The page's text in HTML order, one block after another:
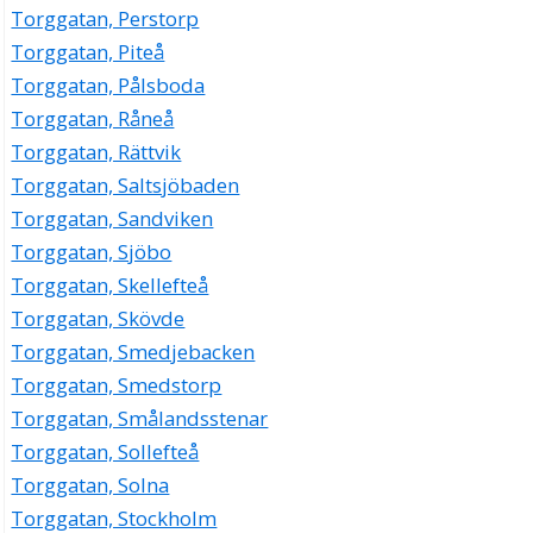
Torggatan, Perstorp
Torggatan, Piteå
Torggatan, Pålsboda
Torggatan, Råneå
Torggatan, Rättvik
Torggatan, Saltsjöbaden
Torggatan, Sandviken
Torggatan, Sjöbo
Torggatan, Skellefteå
Torggatan, Skövde
Torggatan, Smedjebacken
Torggatan, Smedstorp
Torggatan, Smålandsstenar
Torggatan, Sollefteå
Torggatan, Solna
Torggatan, Stockholm